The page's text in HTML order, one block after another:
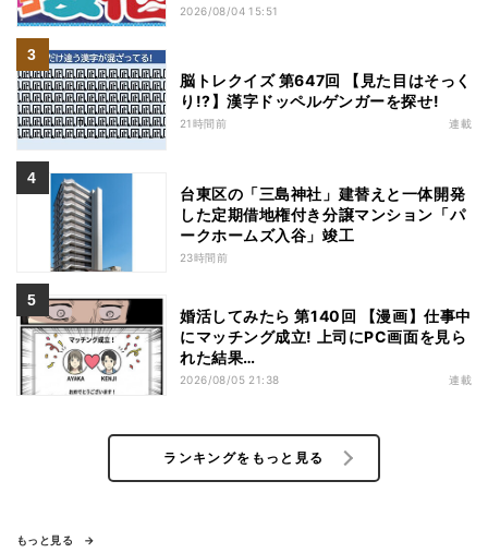
特価
2026/08/04 15:51
脳トレクイズ 第647回 【見た目はそっく
り!?】漢字ドッペルゲンガーを探せ!
21時間前 連載
台東区の「三島神社」建替えと一体開発
した定期借地権付き分譲マンション「パ
ークホームズ入谷」竣工
23時間前
婚活してみたら 第140回 【漫画】仕事中
にマッチング成立! 上司にPC画面を見ら
れた結果…
2026/08/05 21:38 連載
ランキングをもっと見る
もっと見る